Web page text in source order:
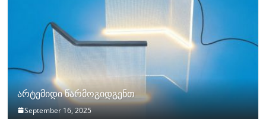
არტემიდი წარმოგიდგენთ
September 16, 2025